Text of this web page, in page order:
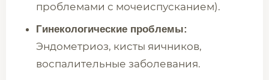
проблемами с мочеиспусканием).
Гинекологические проблемы:
Эндометриоз, кисты яичников,
воспалительные заболевания.